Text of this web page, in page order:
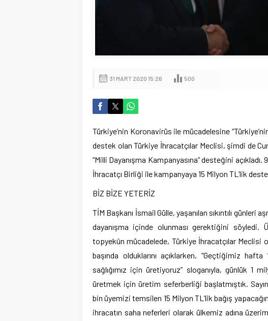
31 MART 2020 15:26 500
Türkiye’nin Koronavirüs ile mücadelesine
destek olan Türkiye İhracatçılar Meclisi, şimdi de
“Milli Dayanışma Kampanyasına” desteğini
İhracatçı Birliği ile kampanyaya 15 Milyon TL’lik
BİZ BİZE YETERİZ
TİM Başkanı İsmail Gülle, yaşanılan sıkıntılı
dayanışma içinde olunması gerektiğini
topyekûn mücadelede, Türkiye İhracatçılar Meclisi
başında olduklarını açıklarken, “Geçtiğimiz
sağlığımız için üretiyoruz” sloganıyla, günlük 1
üretmek için üretim seferberliği başlatmıştık.
bin üyemizi temsilen 15 Milyon TL’lik bağış
ihracatın saha neferleri olarak ülkemiz adına